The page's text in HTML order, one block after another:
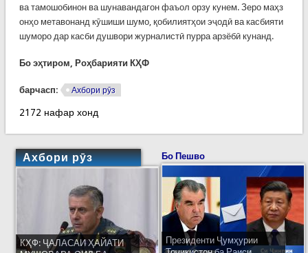
ва тамошобинон ва шунавандагон фаъол орзу кунем. Зеро маҳз
онҳо метавонанд кӯшиши шумо, қобилиятҳои эҷодӣ ва касбияти
шуморо дар касби душвори журналистӣ пурра арзёбӣ кунанд.
Бо эҳтиром, Роҳбарияти КҲФ
барчасп: Ахбори рӯз
2172 нафар хонд
Ахбори рӯз
КҲФ: ҶАЛАСАИ ҲАЙАТИ
Бо Пешво
Президенти Ҷумҳурии